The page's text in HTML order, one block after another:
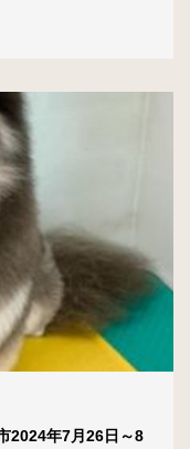
2024年7月26日～8